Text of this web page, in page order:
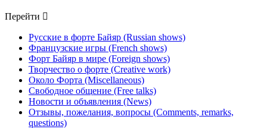
Перейти
Русские в форте Байяр (Russian shows)
Французские игры (French shows)
Форт Байяр в мире (Foreign shows)
Творчество о форте (Creative work)
Около Форта (Miscellaneous)
Свободное общение (Free talks)
Новости и объявления (News)
Отзывы, пожелания, вопросы (Comments, remarks,
questions)